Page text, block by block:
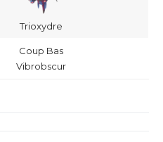
Trioxydre
Coup Bas
Vibrobscur